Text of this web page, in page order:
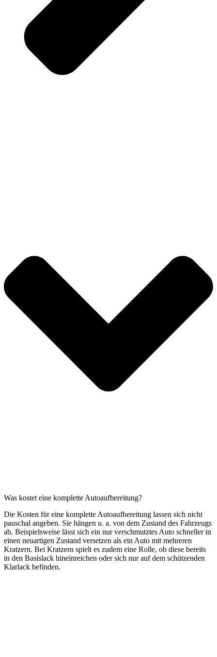
Was kostet eine komplette Autoaufbereitung?
Die Kosten für eine komplette Autoaufbereitung lassen sich nicht
pauschal angeben. Sie hängen u. a. von dem Zustand des Fahrzeugs
ab. Beispielsweise lässt sich ein nur verschmutztes Auto schneller in
einen neuartigen Zustand versetzen als ein Auto mit mehreren
Kratzern. Bei Kratzern spielt es zudem eine Rolle, ob diese bereits
in den Basislack hineinreichen oder sich nur auf dem schützenden
Klarlack befinden.